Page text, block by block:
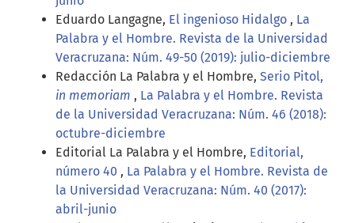
Eduardo Langagne, El ingenioso Hidalgo , La
Palabra y el Hombre. Revista de la Universidad
Veracruzana: Núm. 49-50 (2019): julio-diciembre
Redacción La Palabra y el Hombre, Serio Pitol,
in memoriam , La Palabra y el Hombre. Revista
de la Universidad Veracruzana: Núm. 46 (2018):
octubre-diciembre
Editorial La Palabra y el Hombre, Editorial,
número 40 , La Palabra y el Hombre. Revista de
la Universidad Veracruzana: Núm. 40 (2017):
abril-junio